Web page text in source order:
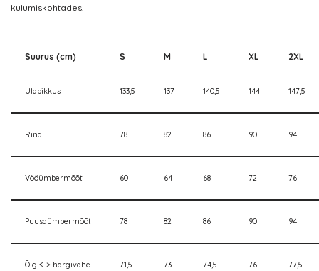
kulumiskohtades.
Suurus (cm) S M L XL 2XL
Üldpikkus 133,5 137 140,5 144 147,5
Rind 78 82 86 90 94
Vööümbermõõt 60 64 68 72 76
Puusaümbermõõt 78 82 86 90 94
Õlg <-> hargivahe 71,5 73 74,5 76 77,5